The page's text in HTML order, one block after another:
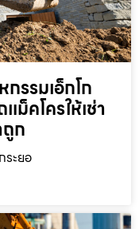
รรมเอ็กโก
ม็คโครให้เช่า
ก
ระยอ